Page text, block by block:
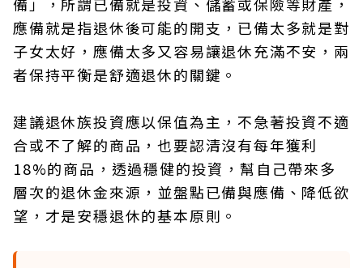
應備就是指退休後可能的開支，已備太多就是對
子女太好，應備太多又容易讓退休充滿不安，兩
者保持平衡是舒適退休的關鍵。
建議退休族投資應以保值為主，不急著投資不適
合或不了解的商品，也要認清沒有每年獲利
18%的商品，透過穩健的投資，幫自己帶來多
層次的退休金來源，並盤點已備與應備、降低欲
望，才是安穩退休的基本原則。